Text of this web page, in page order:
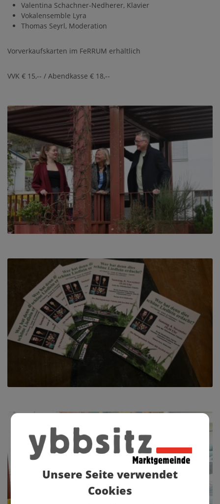
Valentina Schachner-Nedherer, Klavier
Vokalensemble Lyra
Thomas Seyrl, Moderation
Vorverkaufskarten im FeRRUM erhältlich
VVK € 15,-- / Abendkasse € 18,--
Unsere Seite verwendet
Cookies